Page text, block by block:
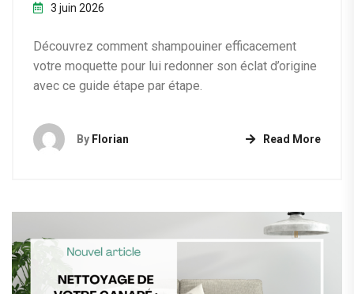
3 juin 2026
Découvrez comment shampouiner efficacement
votre moquette pour lui redonner son éclat d’origine
avec ce guide étape par étape.
By Florian Read More